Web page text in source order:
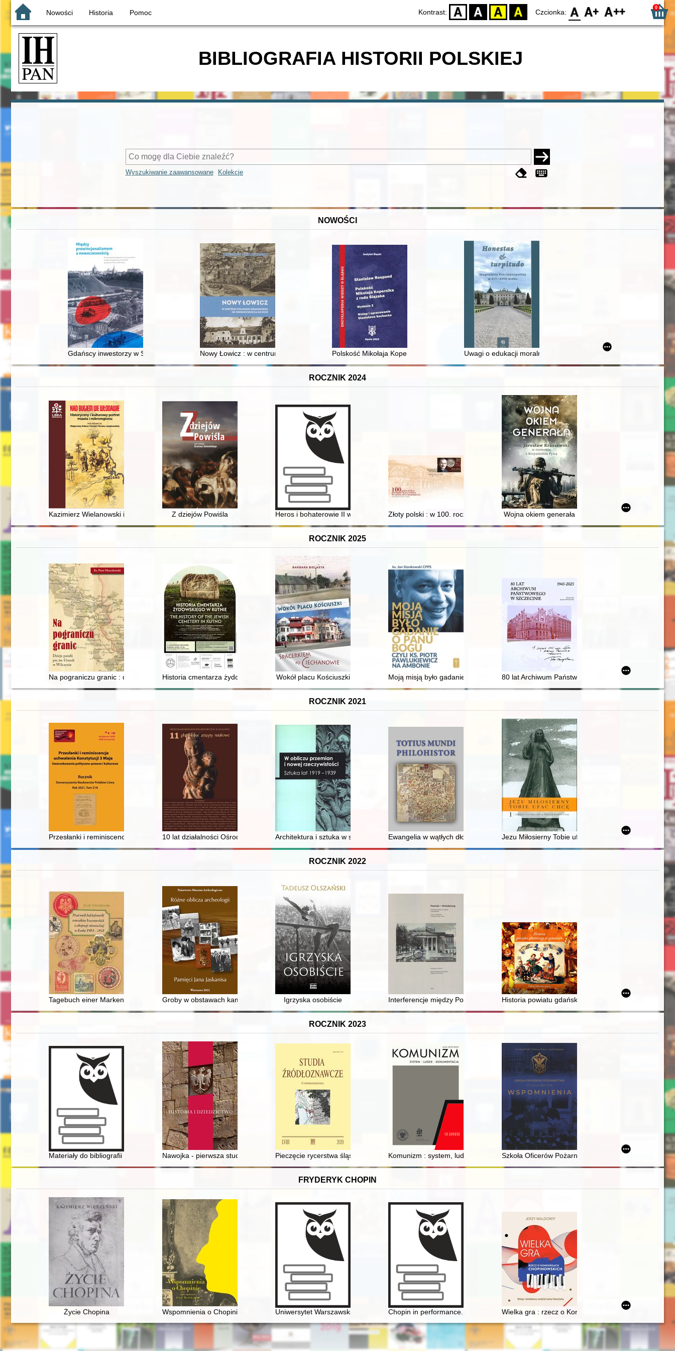
Nowości Historia Pomoc Kontrast: D BW YB BY Czcionka: F0 F1 F2 0
BIBLIOGRAFIA HISTORII POLSKIEJ
Wyszukiwanie zaawansowane Kolekcje
NOWOŚCI
Gdańscy inwestorzy w Sopocie : prestiż finansowy i towarzyski lokalnego mieszczaństwa w 2. poł. XIX w
Nowy Łowicz : w centrum poligonu drawskiego od średniowiecza do dziś
Polskość Mikołaja Kopernika z rodu ŚlązakaUwagi o edukacji moralnej synów szlacheckich w XVI-wiecznej
ROCZNIK 2024
Kazimierz Wielanowski i Stanisław Gliszczyński : założyciele czasopisma samorządowego "Ziemia Włodawska" (1923-1930)
Z dziejów Powiśla Heros i bohaterowie II wojny światowej i czasy po wyzwoleniu w 1945 r. mieszkańców z ulic Rynek 30 i Rynek 29 w
Złoty polski : w 100. rocznicę reformy walutowej Władysława Grabskiego
Wojna okiem generała
ROCZNIK 2025
Na pograniczu granic : dzieje parafii pw. św. Urszuli w WilczynieHistoria cmentarza żydowskiego w Kutnie = The history of the Jewish cemetery in Kutno
Wokół placu Kościuszki Moją misją było gadanie o Panu Bogu" czyli Ks. Piotr Pawlukiewicz na ambonie
80 lat Archiwum Państwowego w Szczecinie 1945-
ROCZNIK 2021
Przesłanki i reminiscencje uchwalenia Konstytucji 3 Maja : uwarunkowania polityczno-prawne i kulturowe : monografia zbiorowa
10 lat działalności Ośrodka Archeologiczno-Numizmatycznego Oddziału Muzeum Archeologiczno-Historycznego w Głogowie
Architektura i sztuka w służbie polskiej dyplomacji w latach 1918-1939Ewangelia w wątłych dłoniach, czyli Jaką świętą była Adelajda z "Kroniki węgiersko-
Jezu Miłosierny Tobie ufać chcę : księga
ROCZNIK 2022
Tagebuch einer Markensammlerin während der Besetzung von Lodz durch die Deutschen 1914-1918 = Dziennik kolekcjonerski znaczków kwestarskich z okupacji niemieckiej w Łodzi 1914-1918
Groby w obstawach kamiennych kultury bogaczewskiej z okresu wpływów rzymskich
Igrzyska osobiście Interferencje między Poznaniem a Strasburgiem w czasach Drugiej Rzeszy : o
Historia powiatu gdańskiego w pytaniach : ludzie,
ROCZNIK 2023
Materiały do bibliografii księży diecezji sandomierskiej za lata 2021-2022
Nawojka - pierwsza studentka Uniwersytetu KrakowskiegoPieczęcie rycerstwa śląskiego w dobie przedhusyckiej - recenzja]Komunizm : system, ludzie, dokumentacja : rocznik naukowy. Nr 12 (2023)
Szkoła Oficerów Pożarnictwa : XV turnus (1969-
FRYDERYK CHOPIN
Życie Chopina Wspomnienia o Chopinie. Cz. 1 Uniwersytet Warszawski i młody ChopinChopin in performance. History, theory, practiceWielka gra : rzecz o Konkursach Chopinowskich